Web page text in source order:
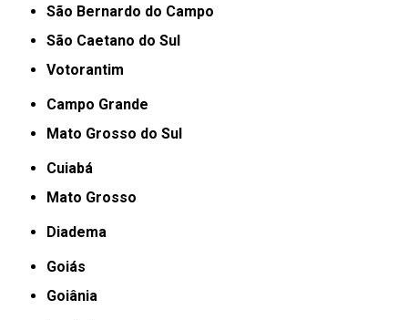
São Bernardo do Campo
São Caetano do Sul
Votorantim
Campo Grande
Mato Grosso do Sul
Cuiabá
Mato Grosso
Diadema
Goiás
Goiânia